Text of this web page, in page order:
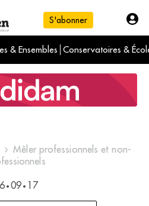
S'abonner
& Ensembles Conservatoires &
du jour
du mois
Mêler professionnels et non-
• 09 • 17